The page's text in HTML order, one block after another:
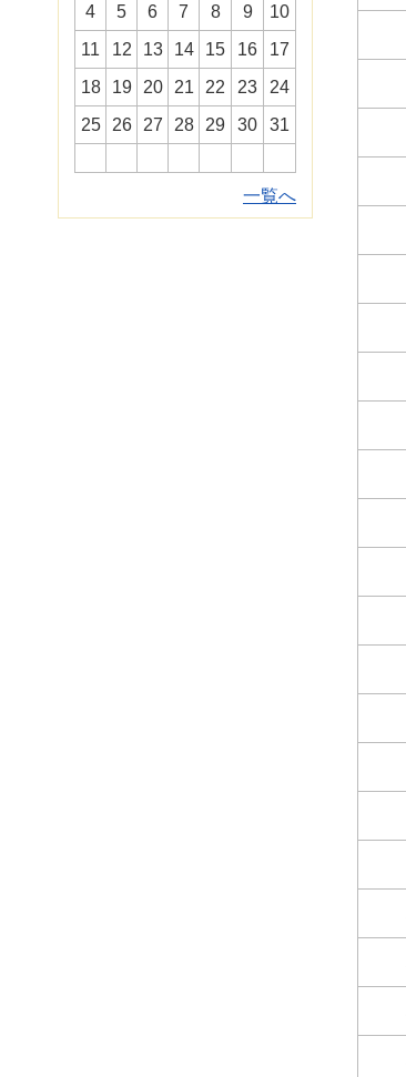
4
5 6 7 8 9
10
11
12 13 14 15 16
17
18
19 20 21 22 23
24
25
26 27 28 29 30 31
一覧へ